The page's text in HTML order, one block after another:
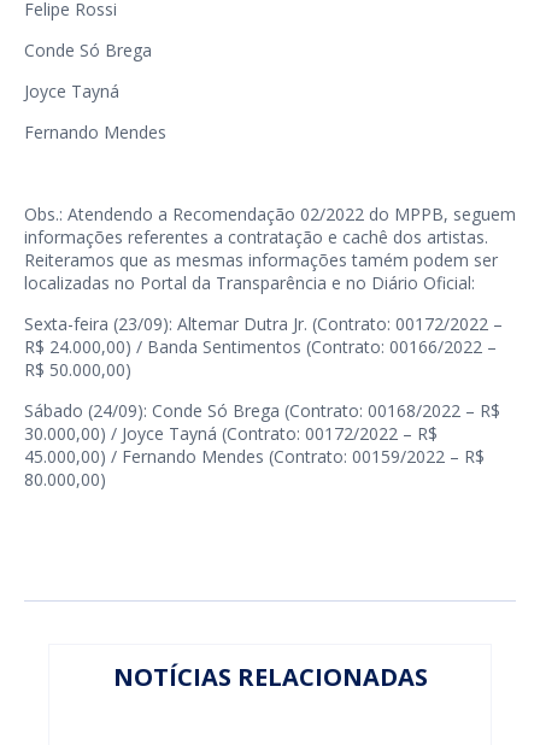
Felipe Rossi
Conde Só Brega
Joyce Tayná
Fernando Mendes
Obs.: Atendendo a Recomendação 02/2022 do MPPB, seguem
informações referentes a contratação e cachê dos artistas.
Reiteramos que as mesmas informações tamém podem ser
localizadas no Portal da Transparência e no Diário Oficial:
Sexta-feira (23/09): Altemar Dutra Jr. (Contrato: 00172/2022 –
R$ 24.000,00) / Banda Sentimentos (Contrato: 00166/2022 –
R$ 50.000,00)
Sábado (24/09): Conde Só Brega (Contrato: 00168/2022 – R$
30.000,00) / Joyce Tayná (Contrato: 00172/2022 – R$
45.000,00) / Fernando Mendes (Contrato: 00159/2022 – R$
80.000,00)
NOTÍCIAS RELACIONADAS